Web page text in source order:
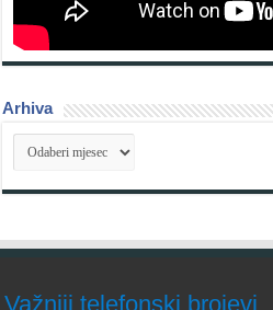
Arhiva
Arhiva
Važniji telefonski brojevi